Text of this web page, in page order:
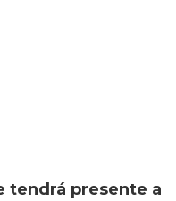
tendrá presente a